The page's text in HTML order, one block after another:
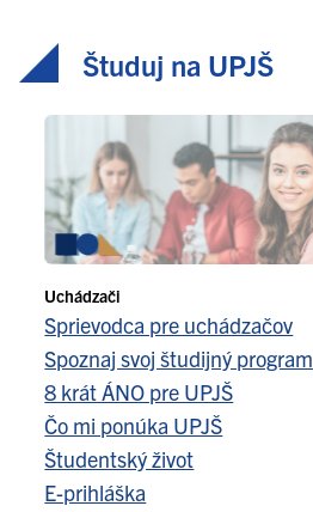
Študuj na UPJŠ
Uchádzači
Sprievodca pre uchádzačov
Spoznaj svoj študijný program
8 krát ÁNO pre UPJŠ
Čo mi ponúka UPJŠ
Študentský život
E-prihláška